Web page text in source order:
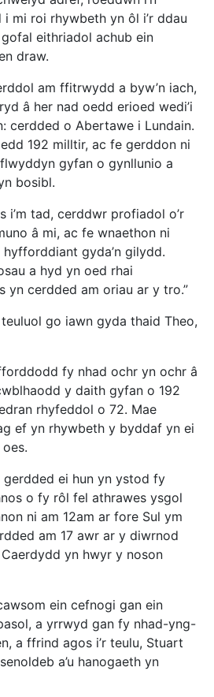
mi roi rhywbeth yn ôl i’r ddau
eithriadol achub ein
draw.
am ffitrwydd a byw’n iach,
â her nad oedd erioed wedi’i
cerdded o Abertawe i Lundain.
192 milltir, ac fe gerddon ni
gyfan o gynllunio a
bosibl.
i’m tad, cerddwr profiadol o’r
â mi, ac fe wnaethon ni
gyda’n gilydd.
a hyd yn oed rhai
yn cerdded am oriau ar y tro.”
go iawn gyda thaid Theo,
fy nhad ochr yn ochr â
y daith gyfan o 192
rhyfeddol o 72. Mae
ef yn rhywbeth y byddaf yn ei
ei hun yn ystod fy
o fy rôl fel athrawes ysgol
ni am 12am ar fore Sul ym
am 17 awr ar y diwrnod
yn hwyr y noson
ein cefnogi gan ein
a yrrwyd gan fy nhad-yng-
a ffrind agos i’r teulu, Stuart
a’u hanogaeth yn